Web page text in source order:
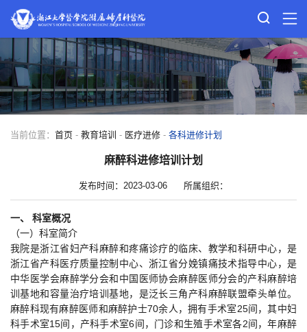
当前位置： 首页 - 教育培训 - 医疗进修 - 各科进修计划
麻醉科进修培训计划
发布时间：2023-03-06 所属组织：
一、 科室概况
（一）科室简介
我院是浙江省妇产科麻醉和疼痛诊疗的临床、教学和科研中心，是
浙江省产科医疗质量控制中心、浙江省分娩镇痛技术指导中心，是
中华医学会麻醉学分会和中国医师协会麻醉医师分会的产科麻醉培
训基地和容量治疗培训基地，是泛长三角产科麻醉联盟牵头单位。
麻醉科现有麻醉医师和麻醉护士70余人，拥有手术室25间，其中妇
科手术室15间，产科手术室6间，门诊和生殖手术室各2间，年麻醉